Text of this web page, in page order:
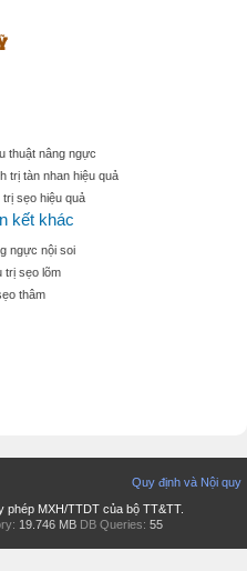
thuật nâng ngực
trị tàn nhan hiệu quả
trị sẹo hiệu quả
kết khác
ngực nội soi
trị sẹo lõm
thâm
Quy định và Nội quy
phép MXH/TTDT của bộ TT&TT.
19.746 MB DB Queries: 55